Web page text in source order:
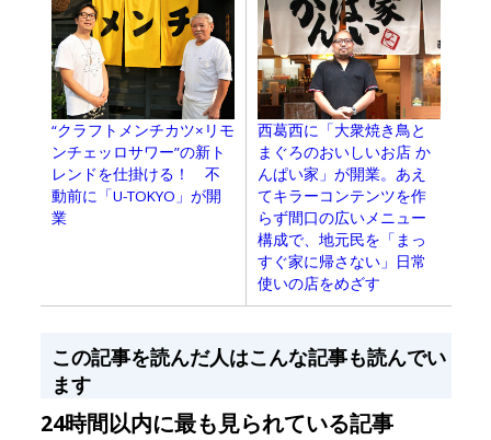
“クラフトメンチカツ×リモ
ンチェッロサワー”の新ト
レンドを仕掛ける！ 不
動前に「U-TOKYO」が開
業
西葛西に「大衆焼き鳥と
まぐろのおいしいお店 か
んぱい家」が開業。あえ
てキラーコンテンツを作
らず間口の広いメニュー
構成で、地元民を「まっ
すぐ家に帰さない」日常
使いの店をめざす
この記事を読んだ人はこんな記事も読んでい
ます
24時間以内に最も見られている記事